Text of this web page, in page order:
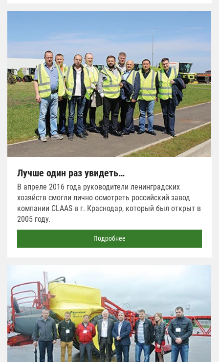
Лучше один раз увидеть…
В апреле 2016 года руководители ленинградских
хозяйств смогли лично осмотреть российский завод
компании CLAAS в г. Краснодар, который был открыт в
2005 году.
Подробнее